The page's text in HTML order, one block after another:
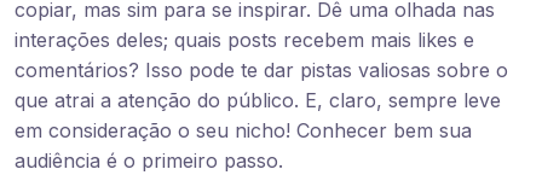
copiar, mas sim para se inspirar. Dê uma olhada nas
interações deles; quais posts recebem mais likes e
comentários? Isso pode te dar pistas valiosas sobre o
que atrai a atenção do público. E, claro, sempre leve
em consideração o seu nicho! Conhecer bem sua
audiência é o primeiro passo.